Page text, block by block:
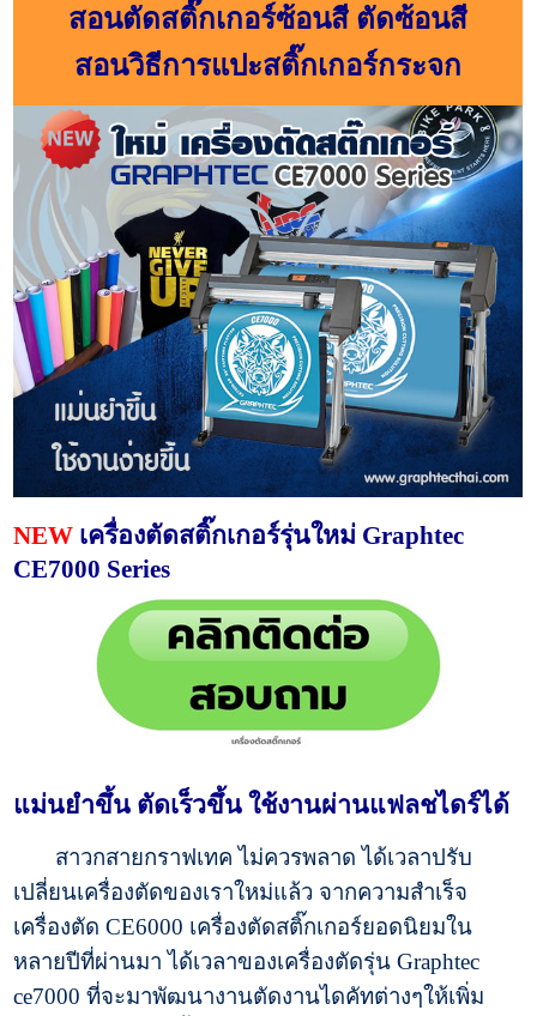
สอนตัดสติ๊กเกอร์ซ้อนสี ตัดซ้อนสี
สอนวิธีการแปะสติ๊กเกอร์กระจก
NEW เครื่องตัดสติ๊กเกอร์รุ่นใหม่ Graphtec
CE7000 Series
แม่นยำขึ้น ตัดเร็วขึ้น ใช้งานผ่านแฟลชไดร์ได้
สาวกสายกราฟเทค ไม่ควรพลาด ได้เวลาปรับ
เปลี่ยนเครื่องตัดของเราใหม่แล้ว จากความสำเร็จ
เครื่องตัด CE6000 เครื่องตัดสติ๊กเกอร์ยอดนิยมใน
หลายปีที่ผ่านมา ได้เวลาของเครื่องตัดรุ่น Graphtec
ce7000 ที่จะมาพัฒนางานตัดงานไดคัทต่างๆให้เพิ่ม